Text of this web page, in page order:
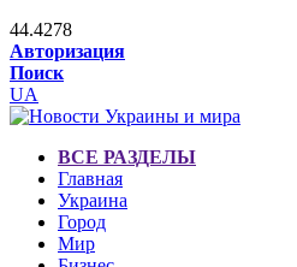
44.4278
Авторизация
Поиск
UA
ВСЕ РАЗДЕЛЫ
Главная
Украина
Город
Мир